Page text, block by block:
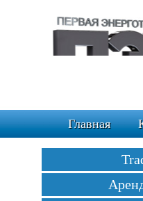
Главная